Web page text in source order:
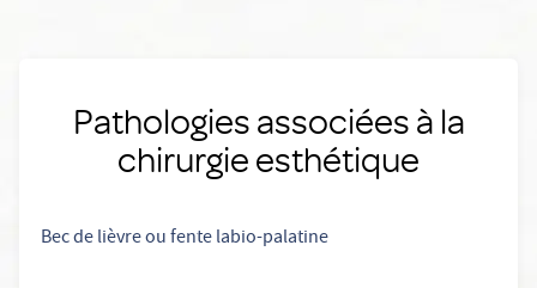
Pathologies associées à la
chirurgie esthétique
Bec de lièvre ou fente labio-palatine